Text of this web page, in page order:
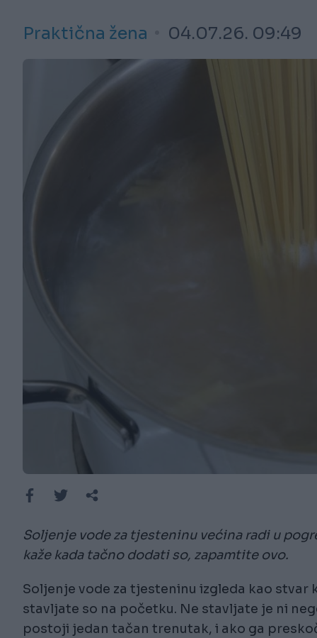
Praktična žena 04.07.26. 09:49
Soljenje vode za tjesteninu većina radi u
kaže kada tačno dodati so, zapamtite ovo.
Soljenje vode za tjesteninu izgleda kao stvar
stavljate so na početku. Ne stavljate je ni
postoji jedan tačan trenutak, i ako ga